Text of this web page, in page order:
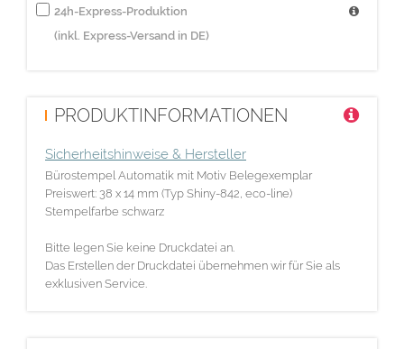
24h-Express-Produktion
(inkl. Express-Versand in DE)
PRODUKTINFORMATIONEN
Sicherheitshinweise & Hersteller
Bürostempel Automatik mit Motiv Belegexemplar
Preiswert: 38 x 14 mm (Typ Shiny-842, eco-line)
Stempelfarbe schwarz
Bitte legen Sie keine Druckdatei an.
Das Erstellen der Druckdatei übernehmen wir für Sie als
exklusiven Service.